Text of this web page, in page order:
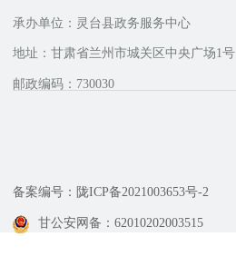
承办单位：灵台县政务服务中心
地址：甘肃省兰州市城关区中央广场1号
邮政编码：730030
备案编号：陇ICP备2021003653号-2
甘公安网备：62010202003515